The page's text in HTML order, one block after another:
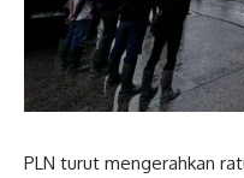
PLN turut mengerahkan